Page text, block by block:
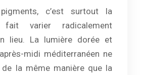
c’est surtout la
varier radicalement
lieu. La lumière dorée et
midi méditerranéen ne
la même manière que la